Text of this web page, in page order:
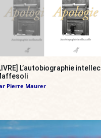
L’autobiographie
Pierre Maurer